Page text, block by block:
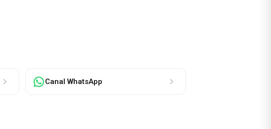
Canal WhatsApp